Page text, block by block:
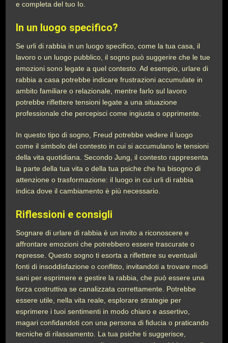
e completa del tuo Io.
In un luogo specifico?
Se urli di rabbia in un luogo specifico, come la tua casa, il
lavoro o un luogo pubblico, il sogno può suggerire che le tue
emozioni sono legate a quel contesto. Ad esempio, urlare di
rabbia a casa potrebbe indicare frustrazioni accumulate in
ambito familiare o relazionale, mentre farlo sul lavoro
potrebbe riflettere tensioni legate a una situazione
professionale che percepisci come ingiusta o opprimente.
In questo tipo di sogno, Freud potrebbe vedere il luogo
come il simbolo del contesto in cui si accumulano le tensioni
della vita quotidiana. Secondo Jung, il contesto rappresenta
la parte della tua vita o della tua psiche che ha bisogno di
attenzione o trasformazione: il luogo in cui urli di rabbia
indica dove il cambiamento è più necessario.
Riflessioni e consigli
Sognare di urlare di rabbia è un invito a riconoscere e
affrontare emozioni che potrebbero essere trascurate o
represse. Questo sogno ti esorta a riflettere su eventuali
fonti di insoddisfazione o conflitto, invitandoti a trovare modi
sani per esprimere e gestire la rabbia, che può essere una
forza costruttiva se canalizzata correttamente. Potrebbe
essere utile, nella vita reale, esplorare strategie per
esprimere i tuoi sentimenti in modo chiaro e assertivo,
magari confidandoti con una persona di fiducia o praticando
tecniche di rilassamento. La tua psiche ti suggerisce,